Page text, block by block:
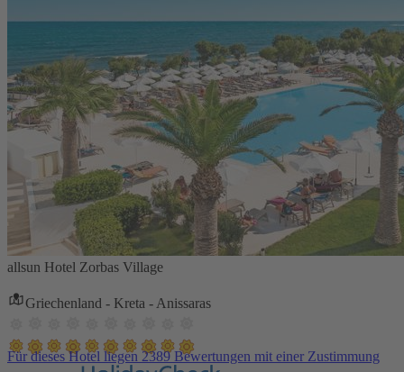
allsun Hotel Zorbas Village
Griechenland - Kreta - Anissaras
Für dieses Hotel liegen 2389 Bewertungen mit einer Zustimmung